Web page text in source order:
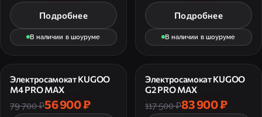
Подробнее
В наличии в шоуруме
Подробнее
В наличии в шоуруме
Электросамокат KUGOO
M4 PRO MAX
79 700 ₽56 900 ₽
Электросамокат KUGOO
G2 PRO MAX
117 500 ₽83 900 ₽